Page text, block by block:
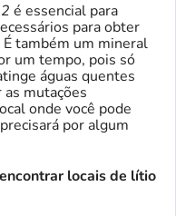
é essencial para
para obter
também um mineral
um tempo, pois só
águas quentes
mutações
onde você pode
por algum
locais de lítio